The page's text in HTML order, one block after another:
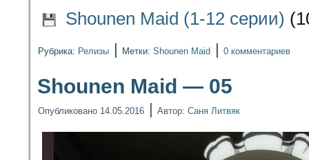
Shounen Maid (1-12 серии)
Рубрика: Релизы | Метки: Shounen Maid | 0 комментариев
Shounen Maid — 05
Опубликовано 14.05.2016 | Автор: Саня Литвяк